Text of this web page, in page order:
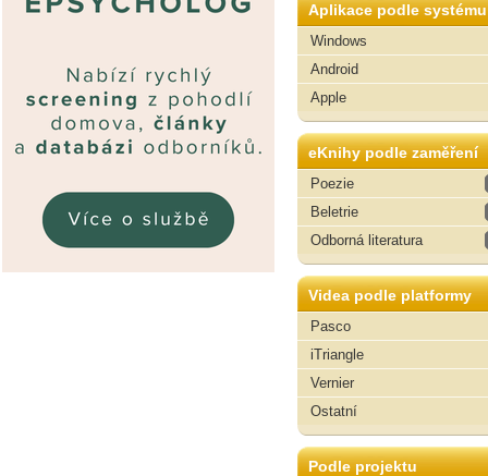
Aplikace podle systému
Windows
Android
Apple
eKnihy podle zaměření
Poezie
Beletrie
Odborná literatura
Videa podle platformy
Pasco
iTriangle
Vernier
Ostatní
Podle projektu